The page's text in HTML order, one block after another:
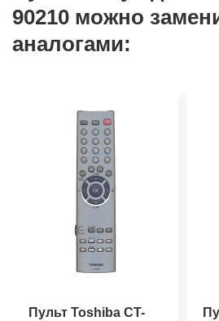
90210 можно
аналогами:
Пульт Toshiba CT-